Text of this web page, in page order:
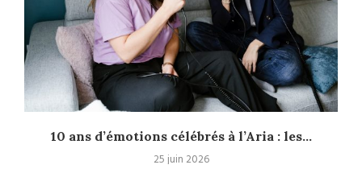
10 ans d’émotions célébrés à l’Aria : les...
25 juin 2026